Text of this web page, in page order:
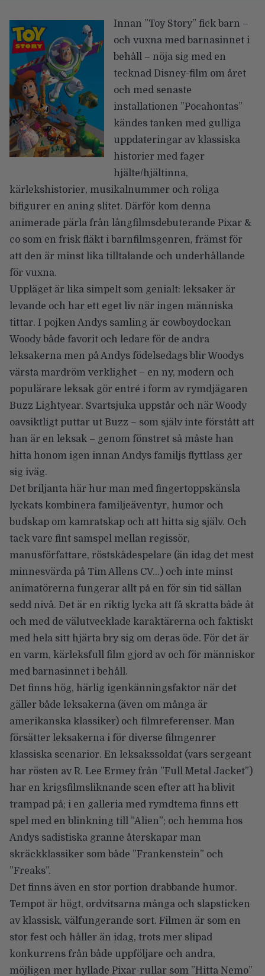
Innan ”Toy Story” fick barn –
och vuxna med barnasinnet i
behåll – nöja sig med en
tecknad Disney-film om året
och med senaste
installationen ”Pocahontas”
kändes tanken med gulliga
uppdateringar av klassiska
historier med fager
hjälte/hjältinna,
kärlekshistorier, musikalnummer och roliga
bifigurer en aning slitet. Därför kom denna
animerade pärla från långfilmsdebuterande Pixar &
co som en frisk fläkt i barnfilmsgenren, främst för
att den är minst lika tilltalande och underhållande
för vuxna.
Uppläget är lika simpelt som genialt: leksaker är
levande och har ett eget liv när ingen människa
tittar. I pojken Andys samling är cowboydockan
Woody både favorit och ledare för de andra
leksakerna men på Andys födelsedags blir Woodys
värsta mardröm verklighet – en ny, modern och
populärare leksak gör entré i form av rymdjägaren
Buzz Lightyear. Svartsjuka uppstår och när Woody
oavsiktligt puttar ut Buzz – som själv inte förstått att
han är en leksak – genom fönstret så måste han
hitta honom igen innan Andys familjs flyttlass ger
sig iväg.
Det briljanta här hur man med fingertoppskänsla
lyckats kombinera familjeäventyr, humor och
budskap om kamratskap och att hitta sig själv. Och
tack vare fint samspel mellan regissör,
manusförfattare, röstskådespelare (än idag det mest
minnesvärda på Tim Allens CV…) och inte minst
animatörerna fungerar allt på en för sin tid sällan
sedd nivå. Det är en riktig lycka att få skratta både åt
och med de välutvecklade karaktärerna och faktiskt
med hela sitt hjärta bry sig om deras öde. För det är
en varm, kärleksfull film gjord av och för människor
med barnasinnet i behåll.
Det finns hög, härlig igenkänningsfaktor när det
gäller både leksakerna (även om många är
amerikanska klassiker) och filmreferenser. Man
försätter leksakerna i för diverse filmgenrer
klassiska scenarior. En leksakssoldat (vars sergeant
har rösten av R. Lee Ermey från ”Full Metal Jacket”)
har en krigsfilmsliknande scen efter att ha blivit
trampad på; i en galleria med rymdtema finns ett
spel med en blinkning till ”Alien”; och hemma hos
Andys sadistiska granne återskapar man
skräckklassiker som både ”Frankenstein” och
”Freaks”.
Det finns även en stor portion drabbande humor.
Tempot är högt, ordvitsarna många och slapsticken
av klassisk, välfungerande sort. Filmen är som en
stor fest och håller än idag, trots mer slipad
konkurrens från både uppföljare och andra,
möjligen mer hyllade Pixar-rullar som ”Hitta Nemo”